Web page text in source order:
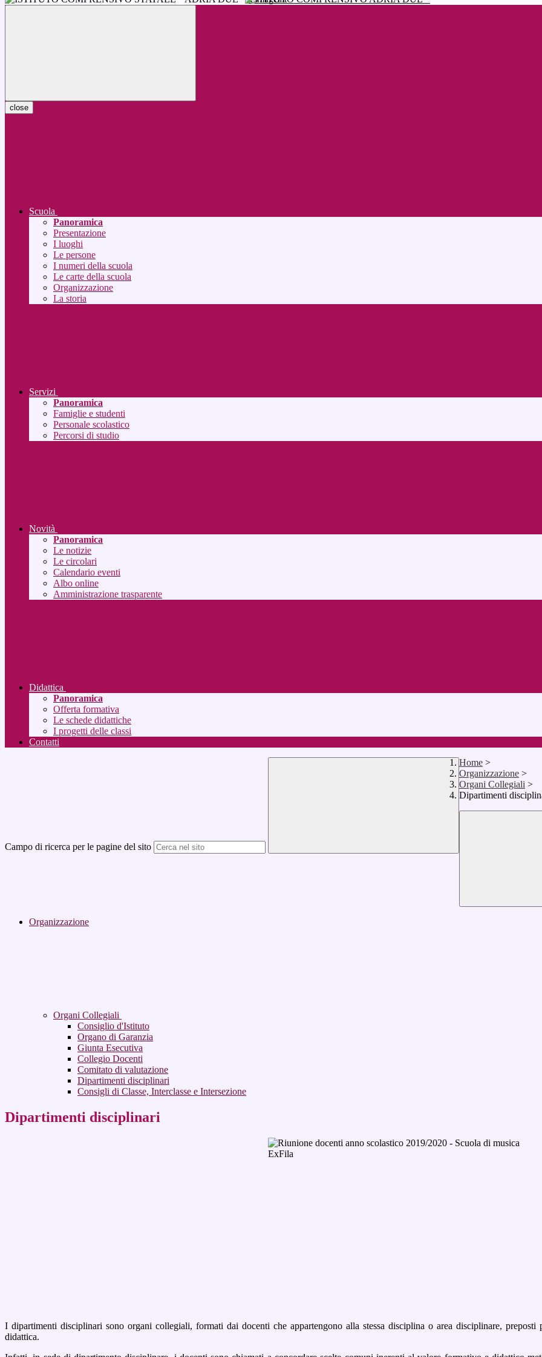
close
Scuola
Panoramica
Presentazione
I luoghi
Le persone
I numeri della scuola
Le carte della scuola
Organizzazione
La storia
Servizi
Panoramica
Famiglie e studenti
Personale scolastico
Percorsi di studio
Novità
Panoramica
Le notizie
Le circolari
Calendario eventi
Albo online
Amministrazione trasparente
Didattica
Panoramica
Offerta formativa
Le schede didattiche
I progetti delle classi
Contatti
Campo di ricerca per le pagine del sito
Home >
Organizzazione >
Organi Collegiali >
Dipartimenti
Organizzazione
Organi Collegiali
Consiglio d'Istituto
Organo di Garanzia
Giunta Esecutiva
Collegio Docenti
Comitato di valutazione
Dipartimenti disciplinari
Consigli di Classe, Interclasse e Intersezione
Dipartimenti disciplinari
I dipartimenti disciplinari sono organi collegiali, formati dai docenti che appartengono alla stessa disciplina o area disciplinare,
didattica.